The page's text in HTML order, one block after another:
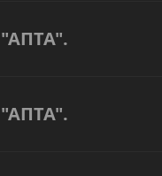
"АПТА".
"АПТА".